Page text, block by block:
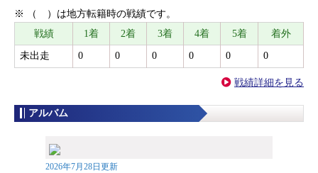
※ （ ）は地方転籍時の戦績です。
戦績
1着 2着 3着 4着 5着 着外
未出走 0 0 0 0 0 0
戦績詳細を見る
アルバム
2026年7月28日更新